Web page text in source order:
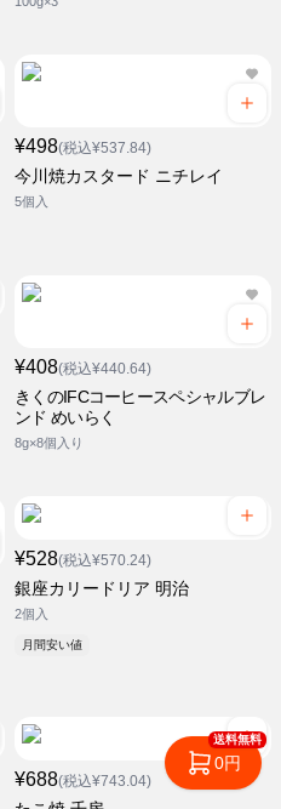
¥498(税込¥537.84)
今川焼カスタード ニチレイ
5個入
¥408(税込¥440.64)
きくのIFCコーヒースペシャルブレ
ンド めいらく
8g×8個入り
¥528(税込¥570.24)
銀座カリードリア 明治
2個入
月間安い値
¥688(税込¥743.04)
送料無料
0円